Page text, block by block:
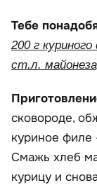
Тебе
200 г
ст.л.
сковороде,
куриное филе
Смажь хлеб
курицу и